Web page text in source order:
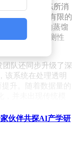
DINOv3，训练所消
于计算资源有限的
到更小规模的蒸馏
领先的密集预测性
团队还同步升级了深
该系统在处理透明
升。随着数据量的
为核心的空间感知
以Apache-2.0协议
重及推理代码。随
伙伴共探AI产学研